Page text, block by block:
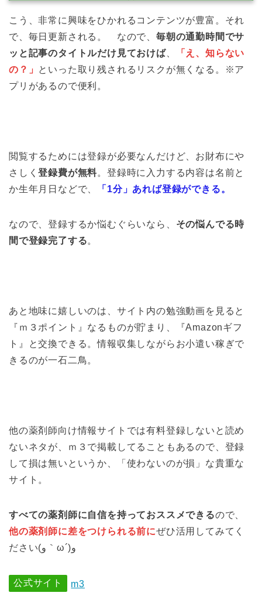
こう、非常に興味をひかれるコンテンツが豊富。それ
で、毎日更新される。 なので、 毎朝の通勤時間でサ
ッと記事のタイトルだけ見ておけば、
「え、知らない
の？」 といった取り残されるリスクが無くなる。※ア
プリがあるので便利。
閲覧するためには登録が必要なんだけど、お財布にや
さしく登録費が無料。登録時に入力する内容は名前と
か生年月日などで、
「1分」あれば登録ができる。
なので、登録するか悩むぐらいなら、 その悩んでる時
間で登録完了する。
あと地味に嬉しいのは、サイト内の勉強動画を見ると
『ｍ３ポイント』なるものが貯まり、『Amazonギフ
ト』と交換できる。情報収集しながらお小遣い稼ぎで
きるのが一石二鳥。
他の薬剤師向け情報サイトでは有料登録しないと読め
ないネタが、ｍ３で掲載してることもあるので、登録
して損は無いというか、「使わないのが損」な貴重な
サイト。
すべての薬剤師に自信を持っておススメできるので、
他の薬剤師に差をつけられる前にぜひ活用してみてく
ださい(و｀ω´)و
公式サイト m3